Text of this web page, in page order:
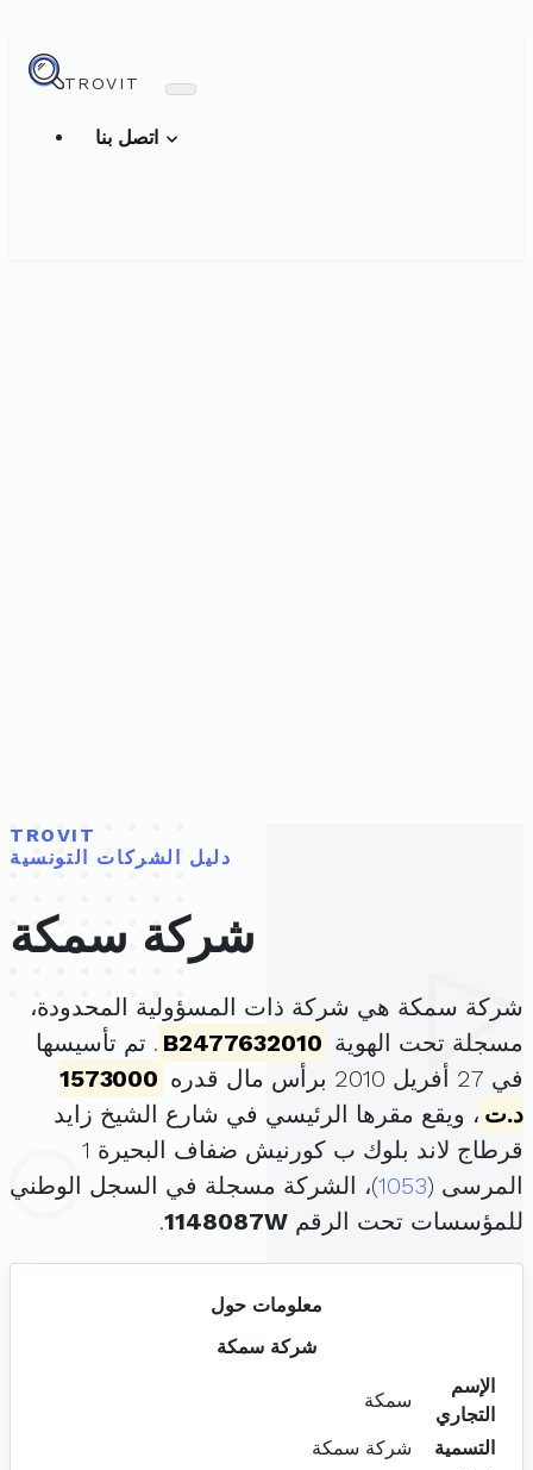
TROVIT
TROVIT
دليل الشركات التونسية
شركة سمكة
شركة سمكة هي شركة ذات المسؤولية المحدودة،
مسجلة تحت الهوية B2477632010 . تم تأسيسها
في 27 أفريل 2010 برأس مال قدره
1573000
د.ت ، ويقع مقرها الرئيسي في شارع الشيخ زايد
قرطاج لاند بلوك ب كورنيش ضفاف البحيرة 1
المرسى (1053)، الشركة مسجلة في السجل الوطني
للمؤسسات تحت الرقم 1148087W
.
معلومات حول
شركة سمكة
الإسم
التجاري
سمكة
التسمية
شركة سمكة